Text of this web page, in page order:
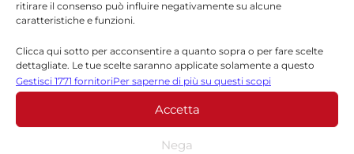
ritirare il consenso può influire negativamente su alcune
caratteristiche e funzioni.
Clicca qui sotto per acconsentire a quanto sopra o per fare scelte
dettagliate. Le tue scelte saranno applicate solamente a questo
sito. È possibile modificare le impostazioni in qualsiasi momento,
compreso il ritiro del consenso, utilizzando i pulsanti della Cookie
Policy o cliccando sul pulsante di gestione del consenso nella parte
inferiore dello schermo.
Gestisci 1771 fornitoriPer saperne di più su questi scopi
Accetta
Nega